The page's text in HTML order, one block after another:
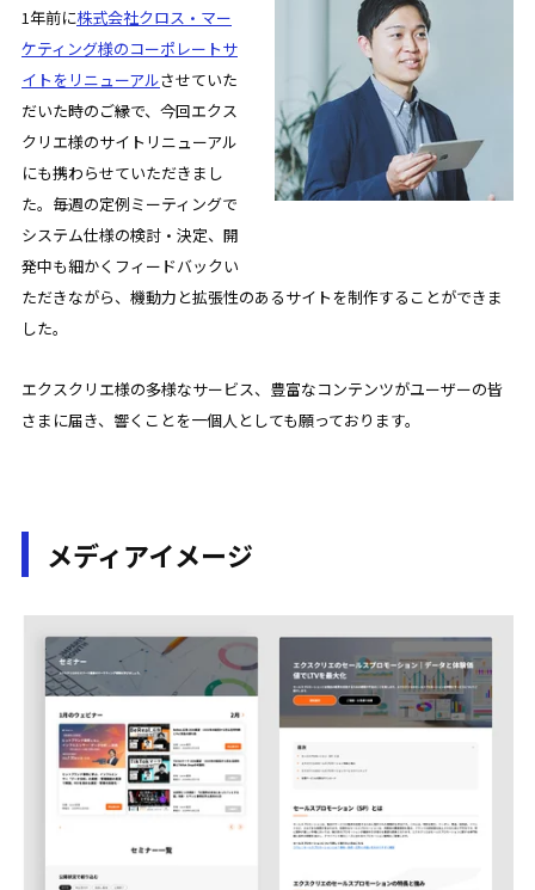
1年前に株式会社クロス・マー
ケティング様のコーポレートサ
イトをリニューアルさせていた
だいた時のご縁で、今回エクス
クリエ様のサイトリニューアル
にも携わらせていただきまし
た。毎週の定例ミーティングで
システム仕様の検討・決定、開
発中も細かくフィードバックい
ただきながら、機動力と拡張性のあるサイトを制作することができま
した。
エクスクリエ様の多様なサービス、豊富なコンテンツがユーザーの皆
さまに届き、響くことを一個人としても願っております。
メディアイメージ